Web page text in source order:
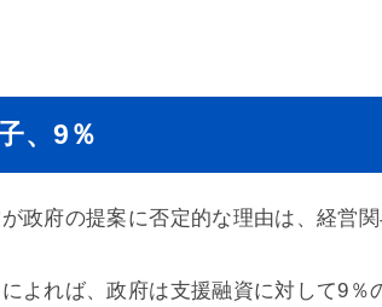
、9％
政府の提案に否定的な理由は、経営
によれば、政府は支援融資に対して9％